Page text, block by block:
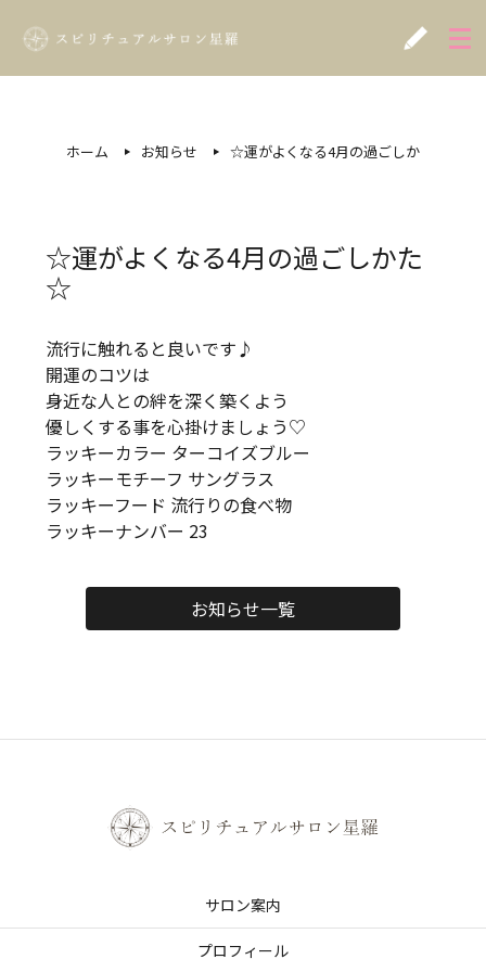
ホーム お知らせ ☆運がよくなる4月の過ごしかた☆
☆運がよくなる4月の過ごしかた
☆
流行に触れると良いです♪
開運のコツは
身近な人との絆を深く築くよう
優しくする事を心掛けましょう♡
ラッキーカラー ターコイズブルー
ラッキーモチーフ サングラス
ラッキーフード 流行りの食べ物
ラッキーナンバー 23
お知らせ一覧
サロン案内
プロフィール